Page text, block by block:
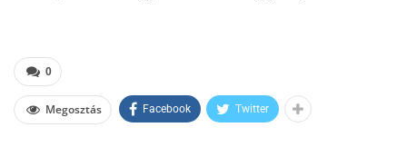
0
Megosztás Facebook Twitter